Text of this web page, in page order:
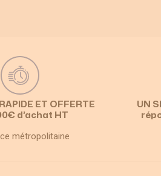
ET OFFERTE
d’achat HT
métropolitaine
UN